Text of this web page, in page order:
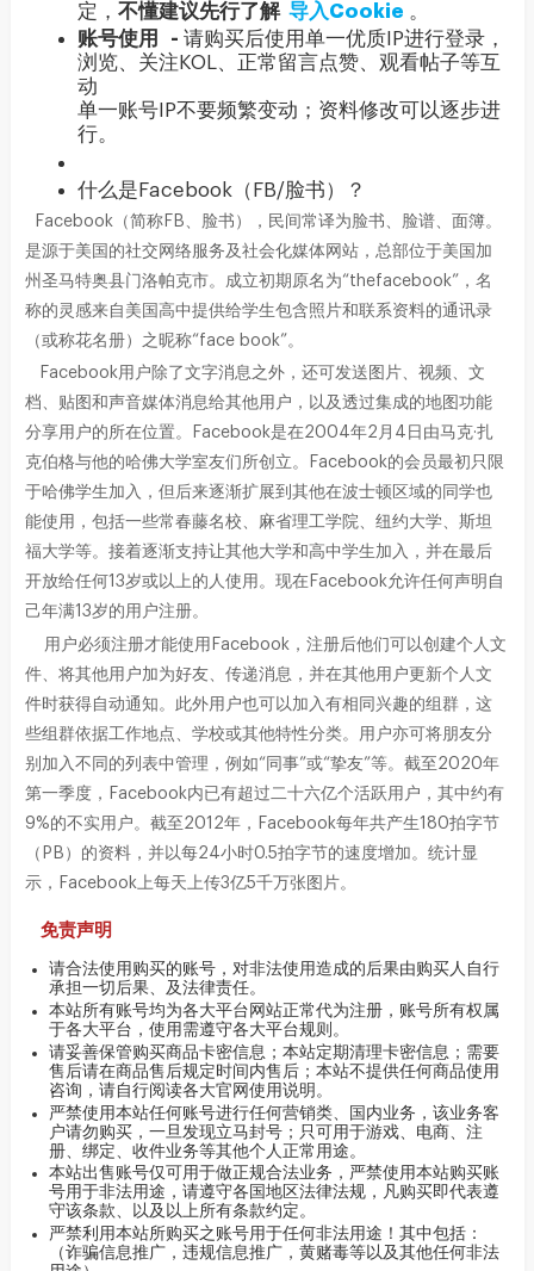
定， 不懂建议先行了解 导入Cookie 。
账号使用
- 请购买后使用单一优质IP进行登录，
浏览、关注KOL、正常留言点赞、观看帖子等互
动
单一账号IP不要频繁变动；资料修改可以逐步进
行。
什么是Facebook（FB/脸书）？
Facebook（简称FB、脸书），民间常译为脸书、脸谱、面簿。
是源于美国的社交网络服务及社会化媒体网站，总部位于美国加
州圣马特奥县门洛帕克市。成立初期原名为“thefacebook”，名
称的灵感来自美国高中提供给学生包含照片和联系资料的通讯录
（或称花名册）之昵称“face book”。
Facebook用户除了文字消息之外，还可发送图片、视频、文
档、贴图和声音媒体消息给其他用户，以及透过集成的地图功能
分享用户的所在位置。Facebook是在2004年2月4日由马克·扎
克伯格与他的哈佛大学室友们所创立。Facebook的会员最初只限
于哈佛学生加入，但后来逐渐扩展到其他在波士顿区域的同学也
能使用，包括一些常春藤名校、麻省理工学院、纽约大学、斯坦
福大学等。接着逐渐支持让其他大学和高中学生加入，并在最后
开放给任何13岁或以上的人使用。现在Facebook允许任何声明自
己年满13岁的用户注册。
用户必须注册才能使用Facebook，注册后他们可以创建个人文
件、将其他用户加为好友、传递消息，并在其他用户更新个人文
件时获得自动通知。此外用户也可以加入有相同兴趣的组群，这
些组群依据工作地点、学校或其他特性分类。用户亦可将朋友分
别加入不同的列表中管理，例如“同事”或“挚友”等。截至2020年
第一季度，Facebook内已有超过二十六亿个活跃用户，其中约有
9%的不实用户。截至2012年，Facebook每年共产生180拍字节
（PB）的资料，并以每24小时0.5拍字节的速度增加。统计显
示，Facebook上每天上传3亿5千万张图片。
免责声明
请合法使用购买的账号，对非法使用造成的后果由购买人自行
承担一切后果、及法律责任。
本站所有账号均为各大平台网站正常代为注册，账号所有权属
于各大平台，使用需遵守各大平台规则。
请妥善保管购买商品卡密信息；本站定期清理卡密信息；需要
售后请在商品售后规定时间内售后；本站不提供任何商品使用
咨询，请自行阅读各大官网使用说明。
严禁使用本站任何账号进行任何营销类、国内业务，该业务客
户请勿购买，一旦发现立马封号；只可用于游戏、电商、注
册、绑定、收件业务等其他个人正常用途。
本站出售账号仅可用于做正规合法业务，严禁使用本站购买账
号用于非法用途，请遵守各国地区法律法规，凡购买即代表遵
守该条款、以及以上所有条款约定。
严禁利用本站所购买之账号用于任何非法用途！其中包括：
（诈骗信息推广，违规信息推广，黄赌毒等以及其他任何非法